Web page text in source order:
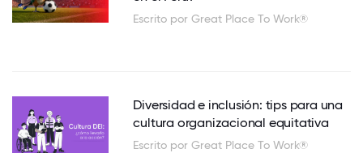
Escrito por Great Place To Work®
Diversidad e inclusión: tips para una
cultura organizacional equitativa
Escrito por Great Place To Work®